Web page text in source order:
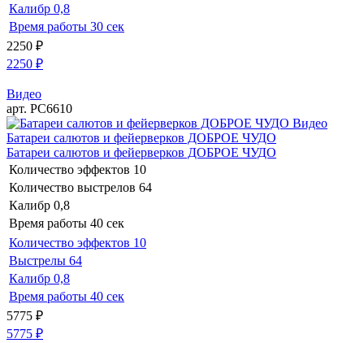
Калибр 0,8
Время работы 30 сек
2250 ₽
2250 ₽
Видео
арт. РС6610
Видео
Батареи салютов и фейерверков ДОБРОЕ ЧУДО
Батареи салютов и фейерверков ДОБРОЕ ЧУДО
Количество эффектов 10
Количество выстрелов 64
Калибр 0,8
Время работы 40 сек
Количество эффектов 10
Выстрелы 64
Калибр 0,8
Время работы 40 сек
5775 ₽
5775 ₽